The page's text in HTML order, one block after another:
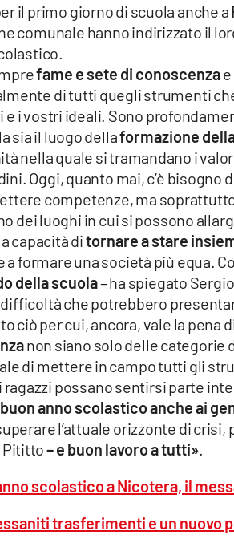
il primo giorno di scuola anche a
comunale hanno indirizzato il
fame e sete di conoscenza
di tutti quegli strumenti
i vostri ideali. Sono
sia il luogo dellaformazione
nella quale si tramandano i
Oggi, quanto mai, c’è bisogno
competenze, ma
dei luoghi in cui si possono
capacità ditornare a stare
formare una società più equa.
della scuola– ha spiegato
che potrebbero
ciò per cui, ancora, vale la pena
non siano solo delle categorie
di mettere in campo tutti gli
ragazzi possano sentirsi parte
anno scolastico anche ai
l’attuale orizzonte di crisi,
Pititto– e buon lavoro a tutti»
scolastico a Nicotera, il
trasferimenti e un nuovo